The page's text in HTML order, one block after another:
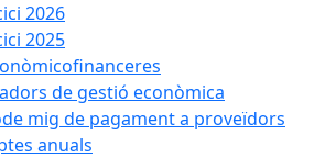
2026
2025
de gestió econòmica
mig de pagament a proveïdors
anuals